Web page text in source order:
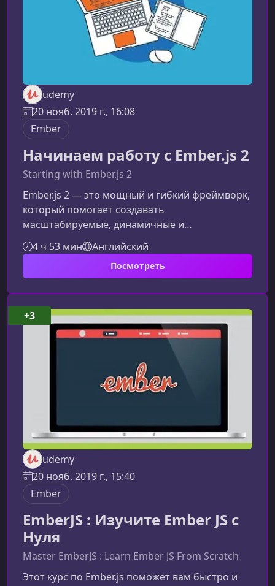
udemy
20 нояб. 2019 г., 16:08
Ember
Начинаем работу с Ember.js 2
Starting with Ember.js 2
Ember.js 2 — это мощный и гибкий фреймворк,
который помогает создавать
масштабируемые, динамичные и
действительно амбициозные веб‑приложения.
Этот курс предоставляет понятный и
практический путь к освоению Ember: от
полнофункционального
приложения.Преимущества использования
Ember.js 2Ember выделяется среди JavaScript-
фреймворков благодаря продуманной
архитектуре, строгим соглашениям и
4 ч 53 мин Английский
Посмотреть
udemy
20 нояб. 2019 г., 15:40
Ember
EmberJS : Изучите Ember JS с
Нуля
Master EmberJS : Learn Ember JS From Scratch
Этот курс по Ember.js поможет вам быстро и
+3